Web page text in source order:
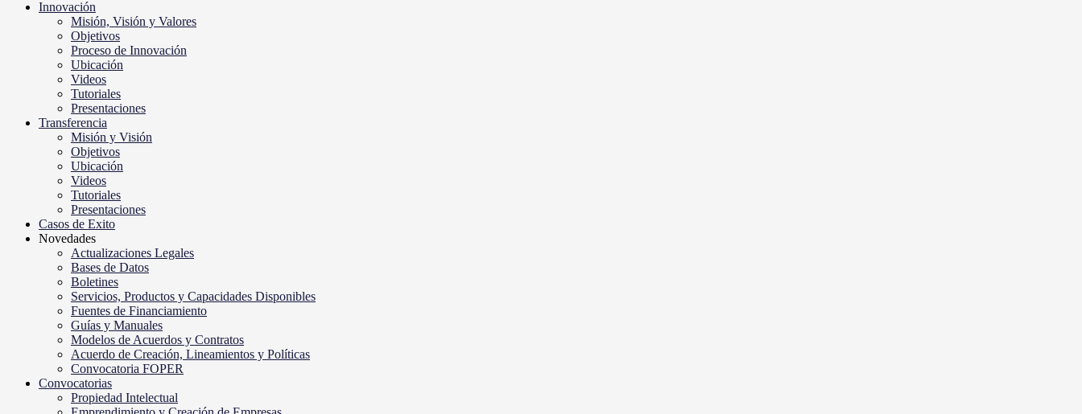
Innovación
Misión, Visión y Valores
Objetivos
Proceso de Innovación
Ubicación
Videos
Tutoriales
Presentaciones
Transferencia
Misión y Visión
Objetivos
Ubicación
Videos
Tutoriales
Presentaciones
Casos de Exito
Novedades
Actualizaciones Legales
Bases de Datos
Boletines
Servicios, Productos y Capacidades Disponibles
Fuentes de Financiamiento
Guías y Manuales
Modelos de Acuerdos y Contratos
Acuerdo de Creación, Lineamientos y Políticas
Convocatoria FOPER
Convocatorias
Propiedad Intelectual